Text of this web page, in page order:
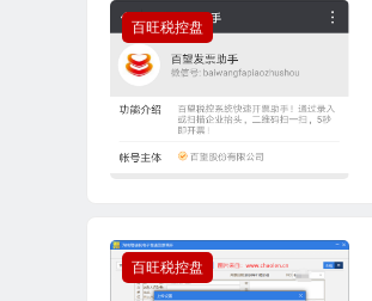
百旺税控盘
百旺税控盘